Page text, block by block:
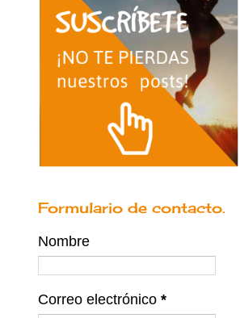
Formulario de contacto.
Nombre
Correo electrónico *